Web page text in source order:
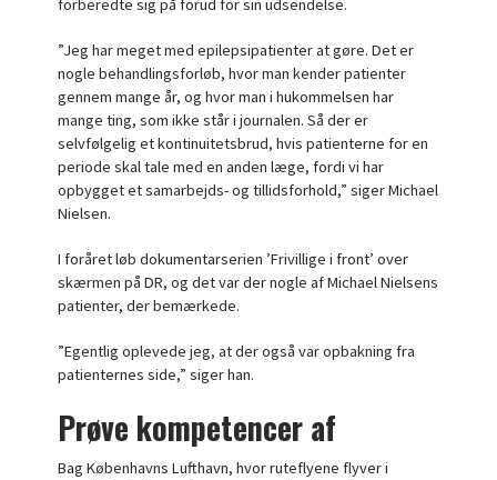
forberedte sig på forud for sin udsendelse.
”Jeg har meget med epilepsipatienter at gøre. Det er
nogle behandlingsforløb, hvor man kender patienter
gennem mange år, og hvor man i hukommelsen har
mange ting, som ikke står i journalen. Så der er
selvfølgelig et kontinuitetsbrud, hvis patienterne for en
periode skal tale med en anden læge, fordi vi har
opbygget et samarbejds- og tillidsforhold,” siger Michael
Nielsen.
I foråret løb dokumentarserien ’Frivillige i front’ over
skærmen på DR, og det var der nogle af Michael Nielsens
patienter, der bemærkede.
”Egentlig oplevede jeg, at der også var opbakning fra
patienternes side,” siger han.
Prøve kompetencer af
Bag Københavns Lufthavn, hvor ruteflyene flyver i